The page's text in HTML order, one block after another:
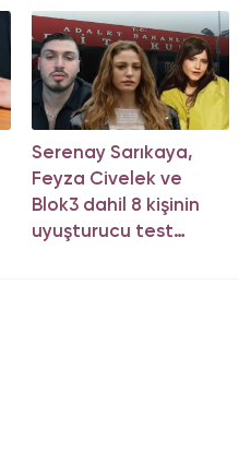
Serenay Sarıkaya,
Feyza Civelek ve
Blok3 dahil 8 kişinin
uyuşturucu test